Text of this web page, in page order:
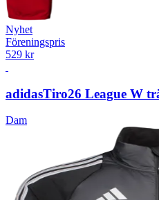
Nyhet
Föreningspris
529 kr
adidasTiro26 League W
Dam